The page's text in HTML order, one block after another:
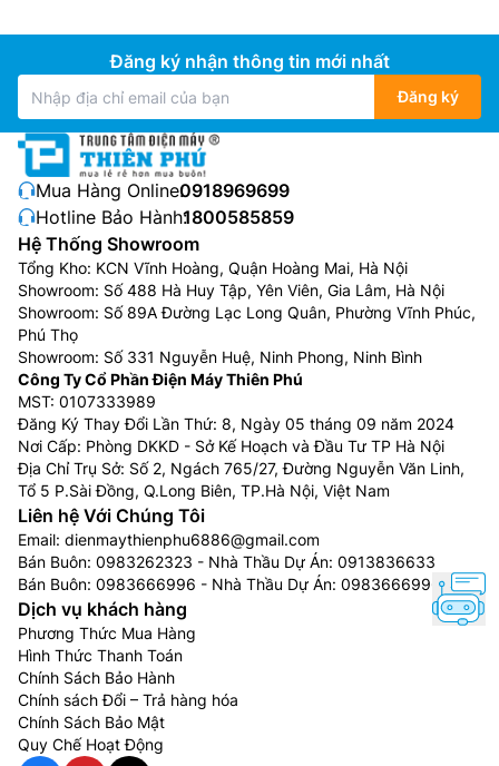
Đăng ký nhận thông tin mới nhất
Đăng ký
Mua Hàng Online:0918969699
Hotline Bảo Hành:1800585859
Hệ Thống Showroom
Tổng Kho: KCN Vĩnh Hoàng, Quận Hoàng Mai, Hà Nội
Showroom: Số 488 Hà Huy Tập, Yên Viên, Gia Lâm, Hà Nội
Showroom: Số 89A Đường Lạc Long Quân, Phường Vĩnh Phúc,
Phú Thọ
Showroom: Số 331 Nguyễn Huệ, Ninh Phong, Ninh Bình
Công Ty Cổ Phần Điện Máy Thiên Phú
MST: 0107333989
Đăng Ký Thay Đổi Lần Thứ: 8, Ngày 05 tháng 09 năm 2024
Nơi Cấp: Phòng DKKD - Sở Kế Hoạch và Đầu Tư TP Hà Nội
Địa Chỉ Trụ Sở: Số 2, Ngách 765/27, Đường Nguyễn Văn Linh,
Tổ 5 P.Sài Đồng, Q.Long Biên, TP.Hà Nội, Việt Nam
Liên hệ Với Chúng Tôi
Email: dienmaythienphu6886@gmail.com
Bán Buôn: 0983262323 - Nhà Thầu Dự Án: 0913836633
Bán Buôn: 0983666996 - Nhà Thầu Dự Án: 0983666996
Dịch vụ khách hàng
Phương Thức Mua Hàng
Hình Thức Thanh Toán
Chính Sách Bảo Hành
Chính sách Đổi – Trả hàng hóa
Chính Sách Bảo Mật
Quy Chế Hoạt Động